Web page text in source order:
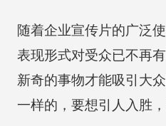
随着企业宣传片的广泛
表现形式对受众已不再
新奇的事物才能吸引大
一样的，要想引人入胜